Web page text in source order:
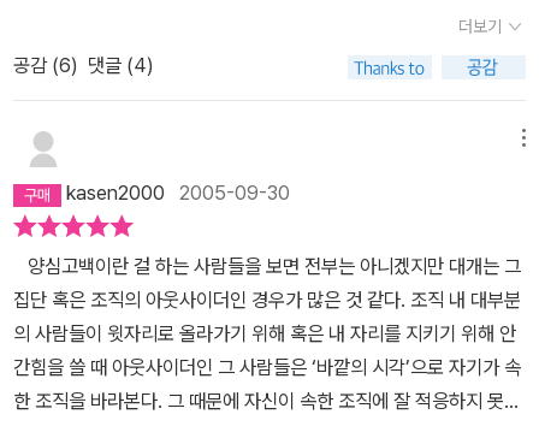
들은 사전에서 다시 용어정리 해야한다. 언론도 그렇고 법조계도 그
렇고 이 용어들의 성 속으로 쏙 숨어 버리는데 익숙하기 때문이다. 누
로 법원에서 재판을 받았나보다.집행유예인지 무혐의인지 하여간 풀
려났다.재판부에서 노건평씨에게 대통령의 친인척으로써 행동에 주
의하길 바란다는 멋진 말을 남겼단다. 언론에서는 다들 감동적으로
이 사건을 보도 했다.그런데 그런 생각이 들었다.아니 법적으로 문제
가 되면 대통령이든 뭐든 법대로 하면 되고 아님 풀어주면 되는 거지
재판부가 그런 충고를 할 권한이 있는가? 재판부의 오버다. 김교수
의 두번째 이야기는 헌법정신에 대한 부분이다.우리나라의 헌법이 명
문으로 만 지켜지고 현실에서 왜곡되고 있다는 것이다. 김교수는 헌
법률가들이 더욱 기대될 수 밖에 없다. 똥개 법률가들 화이팅! 자칭
'기독교 중환자'인 저자이지만, 그는 종교문제와 동성애 문제를 비롯
한 많은 차별의 문제들을 아주 균형잡힌 시각으로 다루고 있으며, 시
민으로서 마땅히 가져야 할 법상식과 사회정의 차원에서 법률문제에
관한 튼실한 판단력을 제공해준다. 또한 인간이 누릴 기본적인 권리
와 정의와 불의에 대한 판단 기준을 가르쳐준다. 법률에 관한 교양으
로서 뿐만 아니라, 시민으로서의 당연한 권리를 찾기 위해서, 또한 한
사회의 구성원으로서 비판능력을 기르기 위해서도 이 책은 읽을만한
가치가 충분하다. 게다가 쉽고 재미있기까지 하니 이 책을 못 읽는 독
자들은 그만큼 손해를 보는 것이다.
물어도 아이들은 앵무새마냥 '국가는 물리적 강제력을 정당하게...'하
면서 읊어댄다. 이런 과정을 거치면 아이들은 자연스럽게 '국가는 강
저자는 이렇게 말한다. '국가를 사랑하지 말자고 이야기하는 것은 아
닙니다. 다만 국가에 대한 '사랑표현'을 강조할 수는 없으며, 국가를
'사랑'하는 것조다 몇 배 더 중요한 것이 국가를 '통제'하는 일임을 강
조하고 싶을 뿐입니다. 국가를 사랑하는 것을 강조한 나라보다 국가
를 통제하는 것에 돤심을 가진 나라가 그나마 '덜 나쁜' 나라가 될 수
있었다는 사실입니다.'(본문 2장 국가라는 이름의 괴물 : p83)오늘날
우리 사회에 만연한 권력의 횡포, 약자를 보호해야 할 법이 왜 약자위
에 군림하는지, 세상이 왜 교과서에서 배운 것과는 거꾸로 돌아가는
렇게 이 책을 읽었다. 내가 학교를 다닐 때 법학과를 다닌 친구가 있었
다. 나는 그때 그들이 뭘 공부하는지 몰랐지만 옆에서 동냥으로 느꼈
던 건 '법'공부하는 애들은 모두 단순하고 무식한 녀석들이라는 거였
다. 왜 그랬는지는 모르지만 어쨌든 그랬다. 지금 생각해보니 '해석'이
모르겠네. '정상참작'이라는 말도 많이 들어봤지만 그래도 내게는 법
조문만 암기하는 단순 무식한 느낌만이 강하게 남아있다.그뿐인가.
그 당시 우리 사이에 나돌던 얘기 중에는 감옥을 수시로 드나드는 전
과범은 자신의 형량뿐 아니라 범죄를 어떻게 하면 형량을 줄일 수 있
는지 다 꿰고 있다는 것도 있었다. 정말 '법'이란게 단순 무식한 적용
일뿐인거 아냐? 학생운동을 하다 수배를 받고 결국 구속된 선배가 있
었다. 재판이 있고 변호사를 선임하고... 그런 문제들과는 거리가 멀어
더보기
공감 (6) 댓글 (4)
kasen2000 2005-09-30
양심고백이란 걸 하는 사람들을 보면 전부는 아니겠지만 대개는 그
집단 혹은 조직의 아웃사이더인 경우가 많은 것 같다. 조직 내 대부분
의 사람들이 윗자리로 올라가기 위해 혹은 내 자리를 지키기 위해 안
간힘을 쓸 때 아웃사이더인 그 사람들은 ‘바깥의 시각’으로 자기가 속
한 조직을 바라본다. 그 때문에 자신이 속한 조직에 잘 적응하지 못하